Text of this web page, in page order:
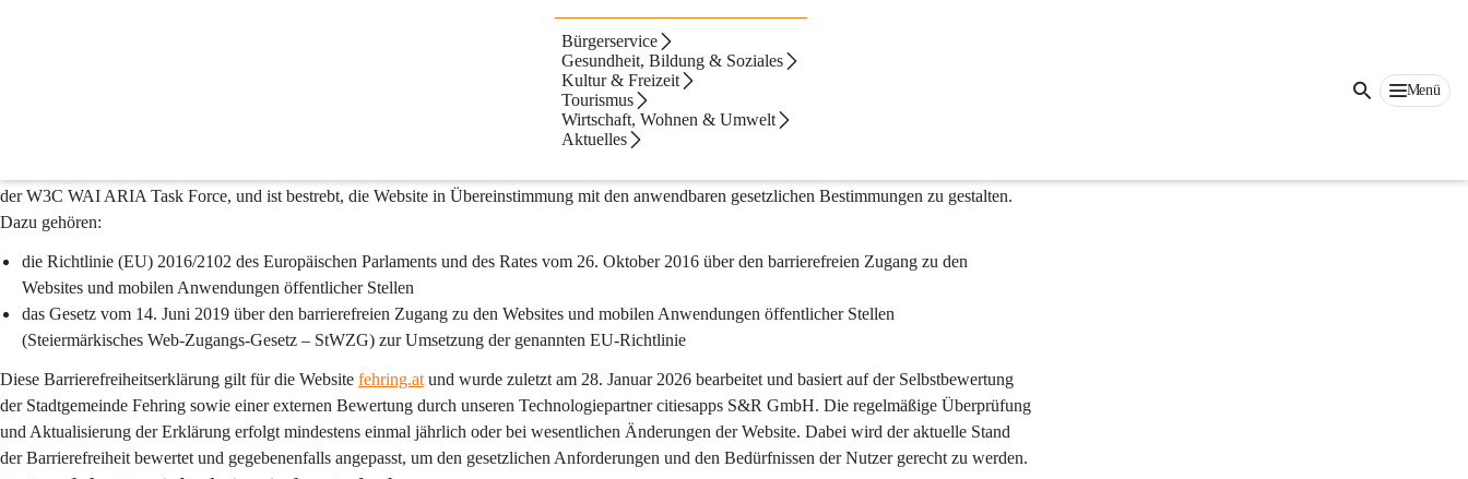
Bürgerservice
Gesundheit, Bildung & Soziales
Kultur & Freizeit
Tourismus
Wirtschaft, Wohnen & Umwelt
Aktuelles
Menü
Die Stadtgemeinde Fehring setzt sich gemeinsam mit ihrem Technologiepartner citiesapps für einen höchstmöglichen Grad an Barrierefreiheit für ihre
der W3C WAI ARIA Task Force, und ist bestrebt, die Website in Übereinstimmung mit den anwendbaren gesetzlichen Bestimmungen zu gestalten.
Dazu gehören:
die Richtlinie (EU) 2016/2102 des Europäischen Parlaments und des Rates vom 26. Oktober 2016 über den barrierefreien Zugang zu den
Websites und mobilen Anwendungen öffentlicher Stellen
das Gesetz vom 14. Juni 2019 über den barrierefreien Zugang zu den Websites und mobilen Anwendungen öffentlicher Stellen
(Steiermärkisches Web-Zugangs-Gesetz – StWZG) zur Umsetzung der genannten EU-Richtlinie
Diese Barrierefreiheitserklärung gilt für die Website fehring.at und wurde zuletzt am 28. Januar 2026 bearbeitet und basiert auf der Selbstbewertung
der Stadtgemeinde Fehring sowie einer externen Bewertung durch unseren Technologiepartner citiesapps S&R GmbH. Die regelmäßige Überprüfung
und Aktualisierung der Erklärung erfolgt mindestens einmal jährlich oder bei wesentlichen Änderungen der Website. Dabei wird der aktuelle Stand
der Barrierefreiheit bewertet und gegebenenfalls angepasst, um den gesetzlichen Anforderungen und den Bedürfnissen der Nutzer gerecht zu werden.